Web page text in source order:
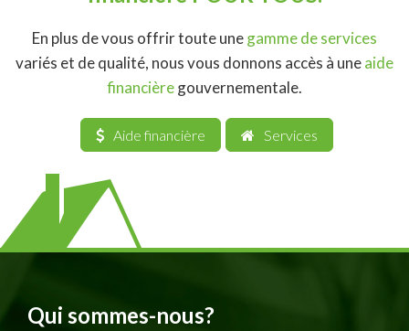
En plus de vous offrir toute unegamme de services
variés et de qualité, nous vous donnons accès à uneaide
financièregouvernementale.
Aide financière Services
Qui sommes-nous?